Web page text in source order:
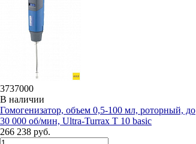
3737000
В наличии
Гомогенизатор, объем 0,5-100 мл, роторный, до
30 000 об/мин, Ultra-Turrax T 10 basic
266 238 руб.